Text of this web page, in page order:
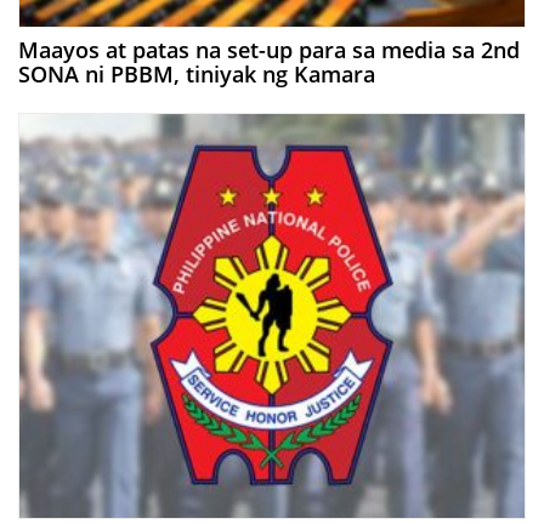
Maayos at patas na set-up para sa media sa 2nd
SONA ni PBBM, tiniyak ng Kamara